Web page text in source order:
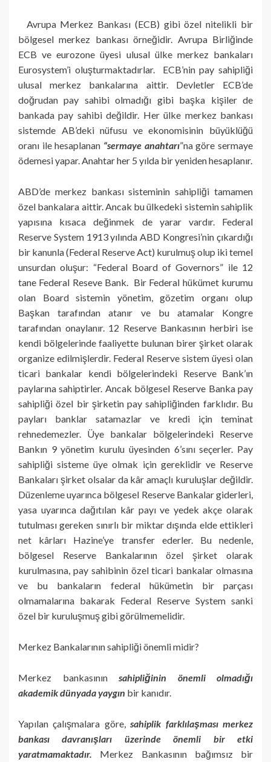
Avrupa Merkez Bankası (ECB) gibi özel nitelikli bir
bölgesel merkez bankası örneğidir. Avrupa Birliğinde
ECB ve eurozone üyesi ulusal ülke merkez bankaları
Eurosystem’i oluşturmaktadırlar. ECB’nin pay sahipliği
ulusal merkez bankalarına aittir. Devletler ECB’de
doğrudan pay sahibi olmadığı gibi başka kişiler de
bankada pay sahibi değildir. Her ülke merkez bankası
sistemde AB’deki nüfusu ve ekonomisinin büyüklüğü
oranı ile hesaplanan “sermaye anahtarı”na göre sermaye
ödemesi yapar. Anahtar her 5 yılda bir yeniden hesaplanır.
ABD’de merkez bankası sisteminin sahipliği tamamen
özel bankalara aittir. Ancak bu ülkedeki sistemin sahiplik
yapısına kısaca değinmek de yarar vardır. Federal
Reserve System 1913 yılında ABD Kongresi’nin çıkardığı
bir kanunla (Federal Reserve Act) kurulmuş olup iki temel
unsurdan oluşur: “Federal Board of Governors” ile 12
tane Federal Reseve Bank. Bir Federal hükümet kurumu
olan Board sistemin yönetim, gözetim organı olup
Başkan tarafından atanır ve bu atamalar Kongre
tarafından onaylanır. 12 Reserve Bankasının herbiri ise
kendi bölgelerinde faaliyette bulunan birer şirket olarak
organize edilmişlerdir. Federal Reserve sistem üyesi olan
ticari bankalar kendi bölgelerindeki Reserve Bank’ın
paylarına sahiptirler. Ancak bölgesel Reserve Banka pay
sahipliği özel bir şirketin pay sahipliğinden farklıdır. Bu
payları banklar satamazlar ve kredi için teminat
rehnedemezler. Üye bankalar bölgelerindeki Reserve
Bankın 9 yönetim kurulu üyesinden 6’sını seçerler. Pay
sahipliği sisteme üye olmak için gereklidir ve Reserve
Bankaları şirket olsalar da kâr amaçlı kuruluşlar değildir.
Düzenleme uyarınca bölgesel Reserve Bankalar giderleri,
yasa uyarınca dağıtılan kâr payı ve yedek akçe olarak
tutulması gereken sınırlı bir miktar dışında elde ettikleri
net kârları Hazine’ye transfer ederler. Bu nedenle,
bölgesel Reserve Bankalarının özel şirket olarak
kurulmasına, pay sahibinin özel ticari bankalar olmasına
ve bu bankaların federal hükümetin bir parçası
olmamalarına bakarak Federal Reserve System sanki
özel bir kuruluşmuş gibi görülmemelidir.
Merkez Bankalarının sahipliği önemli midir?
Merkez bankasının sahipliğinin önemli olmadığı
akademik dünyada yaygın bir kanıdır.
Yapılan çalışmalara göre,sahiplik farklılaşması merkez
bankası davranışları üzerinde önemli bir etki
yaratmamaktadır. Merkez Bankasının bağımsız bir